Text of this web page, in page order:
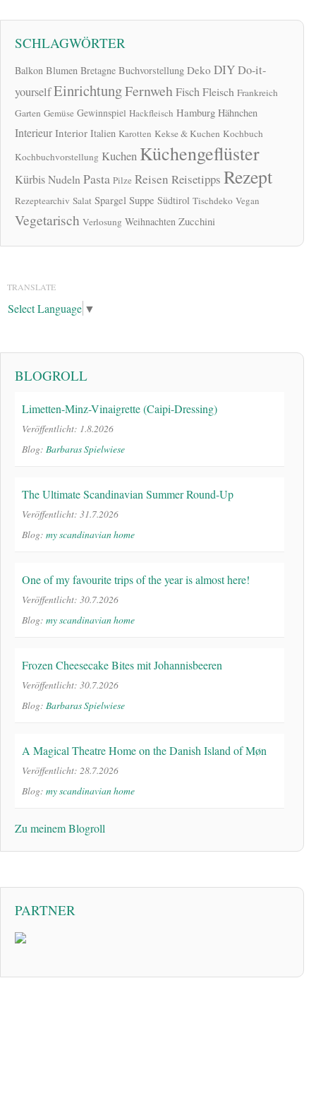
SCHLAGWÖRTER
Balkon Blumen Bretagne Buchvorstellung Deko DIYDo-it-
yourselfEinrichtungFernwehFischFleisch Frankreich
Garten Gemüse Gewinnspiel Hackfleisch Hamburg Hähnchen
Interieur Interior Italien Karotten Kekse & Kuchen Kochbuch
Kochbuchvorstellung Kuchen Küchengeflüster
KürbisNudeln Pasta Pilze Reisen Reisetipps Rezept
Rezeptearchiv Salat Spargel Suppe Südtirol Tischdeko Vegan
Vegetarisch Verlosung Weihnachten Zucchini
TRANSLATE
Select Language ▼
BLOGROLL
Limetten-Minz-Vinaigrette (Caipi-Dressing)
Veröffentlicht: 1.8.2026
Blog: Barbaras Spielwiese
The Ultimate Scandinavian Summer Round-Up
Veröffentlicht: 31.7.2026
Blog: my scandinavian home
One of my favourite trips of the year is almost here!
Veröffentlicht: 30.7.2026
Blog: my scandinavian home
Frozen Cheesecake Bites mit Johannisbeeren
Veröffentlicht: 30.7.2026
Blog: Barbaras Spielwiese
A Magical Theatre Home on the Danish Island of Møn
Veröffentlicht: 28.7.2026
Blog: my scandinavian home
Zu meinem Blogroll
PARTNER